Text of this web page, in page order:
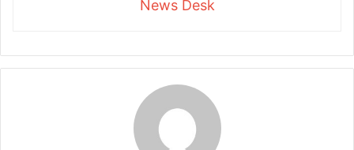
News Desk